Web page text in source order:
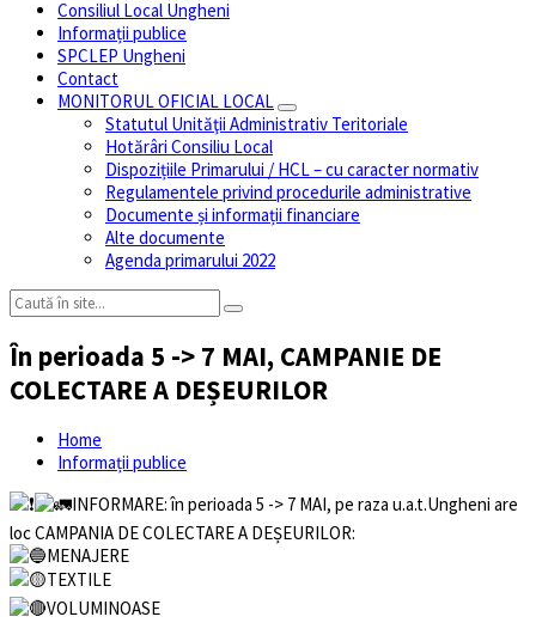
Consiliul Local Ungheni
Informații publice
SPCLEP Ungheni
Contact
MONITORUL OFICIAL LOCAL
Statutul Unităţii Administrativ Teritoriale
Hotărâri Consiliu Local
Dispozițiile Primarului / HCL – cu caracter normativ
Regulamentele privind procedurile administrative
Documente și informații financiare
Alte documente
Agenda primarului 2022
În perioada 5 -> 7 MAI, CAMPANIE DE
COLECTARE A DEȘEURILOR
Home
Informații publice
INFORMARE: în perioada 5 -> 7 MAI, pe raza u.a.t.Ungheni are
loc CAMPANIA DE COLECTARE A DEȘEURILOR:
MENAJERE
TEXTILE
VOLUMINOASE